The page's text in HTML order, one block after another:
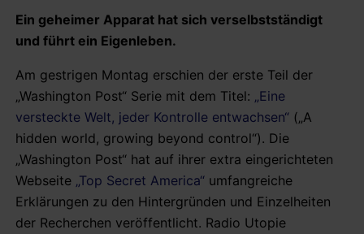
Ein geheimer Apparat hat sich verselbstständigt
und führt ein Eigenleben.
Am gestrigen Montag erschien der erste Teil der
„Washington Post“ Serie mit dem Titel: „Eine
versteckte Welt, jeder Kontrolle entwachsen“ („A
hidden world, growing beyond control“). Die
„Washington Post“ hat auf ihrer extra eingerichteten
Webseite „Top Secret America“ umfangreiche
Erklärungen zu den Hintergründen und Einzelheiten
der Recherchen veröffentlicht. Radio Utopie